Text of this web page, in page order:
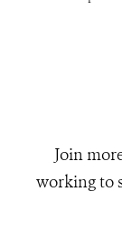
Join
working to